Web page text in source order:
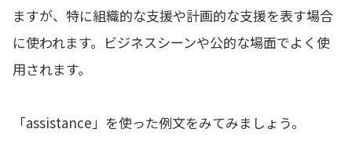
ますが、特に組織的な支援や計画的な支援を表す場合
に使われます。ビジネスシーンや公的な場面でよく使
用されます。
「assistance」を使った例文をみてみましょう。